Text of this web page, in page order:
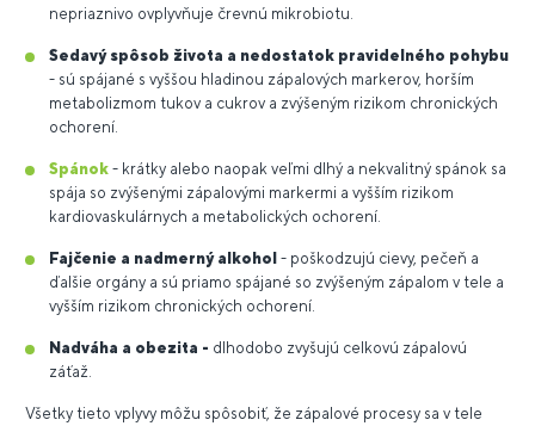
nepriaznivo ovplyvňuje črevnú mikrobiotu.
Sedavý spôsob života a nedostatok pravidelného pohybu
- sú spájané s vyššou hladinou zápalových markerov, horším
metabolizmom tukov a cukrov a zvýšeným rizikom chronických
ochorení.
Spánok - krátky alebo naopak veľmi dlhý a nekvalitný spánok sa
spája so zvýšenými zápalovými markermi a vyšším rizikom
kardiovaskulárnych a metabolických ochorení.
Fajčenie a nadmerný alkohol - poškodzujú cievy, pečeň a
ďalšie orgány a sú priamo spájané so zvýšeným zápalom v tele a
vyšším rizikom chronických ochorení.
Nadváha a obezita - dlhodobo zvyšujú celkovú zápalovú
záťaž.
Všetky tieto vplyvy môžu spôsobiť, že zápalové procesy sa v tele